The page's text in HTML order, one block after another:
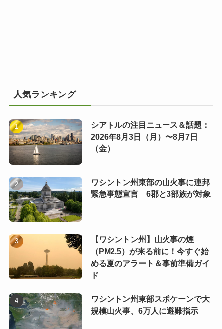
人気ランキング
シアトルの注目ニュース＆話題：
2026年8月3日（月）〜8月7日
（金）
ワシントン州東部の山火事に連邦
緊急事態宣言 6郡と3部族が対象
【ワシントン州】山火事の煙
（PM2.5）が来る前に！今すぐ始
める夏のアラート＆事前準備ガイ
ド
ワシントン州東部スポケーンで大
規模山火事、6万人に避難指示